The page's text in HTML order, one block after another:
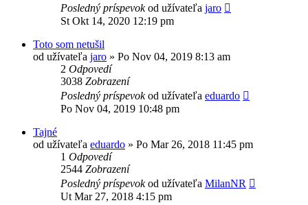
Posledný príspevokod užívateľa jaro
St Okt 14, 2020 12:19 pm
Toto som netušil
od užívateľa jaro » Po Nov 04, 2019 8:13 am
2 Odpovedí
3038 Zobrazení
Posledný príspevokod užívateľa eduardo
Po Nov 04, 2019 10:48 pm
Tajné
od užívateľa eduardo » Po Mar 26, 2018 11:45 pm
1 Odpovedí
2544 Zobrazení
Posledný príspevokod užívateľa MilanNR
Ut Mar 27, 2018 4:15 pm